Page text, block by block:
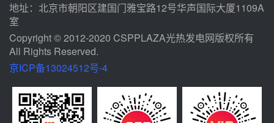
地址：北京市朝阳区建国门雅宝路12号华声国际大厦1109A
室
Copyright © 2012-2020 CSPPLAZA光热发电网版权所有
All Rights Reserved.
京ICP备13024512号-4